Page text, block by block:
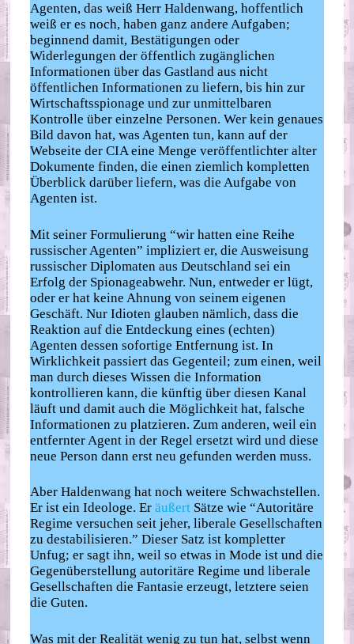
Agenten, das weiß Herr Haldenwang, hoffentlich
weiß er es noch, haben ganz andere Aufgaben;
beginnend damit, Bestätigungen oder
Widerlegungen der öffentlich zugänglichen
Informationen über das Gastland aus nicht
öffentlichen Informationen zu liefern, bis hin zur
Wirtschaftsspionage und zur unmittelbaren
Kontrolle über einzelne Personen. Wer kein genaues
Bild davon hat, was Agenten tun, kann auf der
Webseite der CIA eine Menge veröffentlichter alter
Dokumente finden, die einen ziemlich kompletten
Überblick darüber liefern, was die Aufgabe von
Agenten ist.
Mit seiner Formulierung “wir hatten eine Reihe
russischer Agenten” impliziert er, die Ausweisung
russischer Diplomaten aus Deutschland sei ein
Erfolg der Spionageabwehr. Nun, entweder er lügt,
oder er hat keine Ahnung von seinem eigenen
Geschäft. Nur Idioten glauben nämlich, dass die
Reaktion auf die Entdeckung eines (echten)
Agenten dessen sofortige Entfernung ist. In
Wirklichkeit passiert das Gegenteil; zum einen, weil
man durch dieses Wissen die Information
kontrollieren kann, die künftig über diesen Kanal
läuft und damit auch die Möglichkeit hat, falsche
Informationen zu platzieren. Zum anderen, weil ein
entfernter Agent in der Regel ersetzt wird und diese
neue Person dann erst neu gefunden werden muss.
Aber Haldenwang hat noch weitere Schwachstellen.
Er ist ein Ideologe. Eräußert Sätze wie “Autoritäre
Regime versuchen seit jeher, liberale Gesellschaften
zu destabilisieren.” Dieser Satz ist kompletter
Unfug; er sagt ihn, weil so etwas in Mode ist und die
Gegenüberstellung autoritäre Regime und liberale
Gesellschaften die Fantasie erzeugt, letztere seien
die Guten.
Was mit der Realität wenig zu tun hat, selbst wenn